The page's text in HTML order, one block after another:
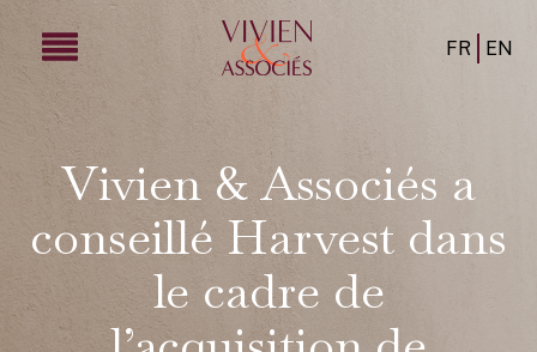
FR EN
Vivien & Associés a
conseillé Harvest dans
le cadre de